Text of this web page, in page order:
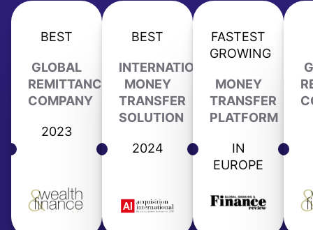
BEST
GLOBAL
REMITTANCE
COMPANY
2023
BEST
INTERNATIONAL
MONEY
TRANSFER
SOLUTION
2024
FASTEST
GROWING
MONEY
TRANSFER
PLATFORM
IN
EUROPE